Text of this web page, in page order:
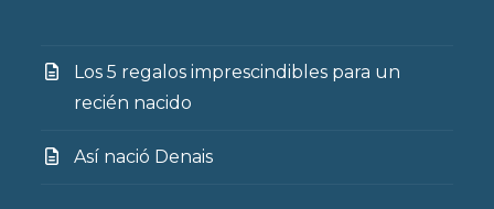
Los 5 regalos imprescindibles para un
recién nacido
Así nació Denais